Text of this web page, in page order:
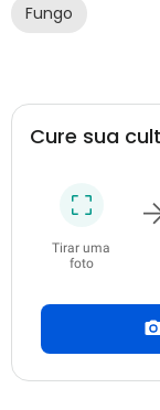
Fungo
Cure sua
Tirar uma
foto